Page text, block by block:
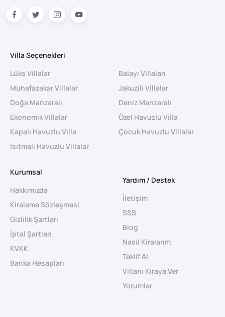
Villa Seçenekleri
Lüks Villalar
Balayı Villaları
Muhafazakar Villalar
Jakuzili Villalar
Doğa Manzaralı
Deniz Manzaralı
Ekonomik Villalar
Özel Havuzlu Villa
Kapalı Havuzlu Villa
Çocuk Havuzlu Villalar
Isıtmalı Havuzlu Villalar
Kurumsal
Hakkımızda
Kiralama Sözleşmesi
Gizlilik Şartları
İptal Şartları
KVKK
Banka Hesapları
Yardım / Destek
İletişim
SSS
Blog
Nasıl Kiralarım
Teklif Al
Villanı Kiraya Ver
Yorumlar